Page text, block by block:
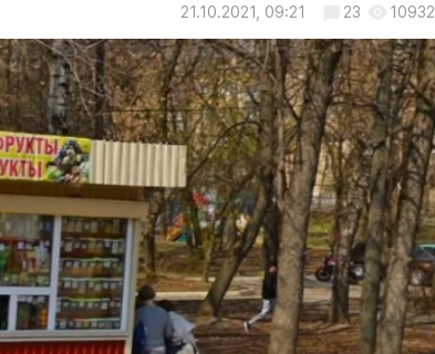
21.10.2021, 09:21 23 10932